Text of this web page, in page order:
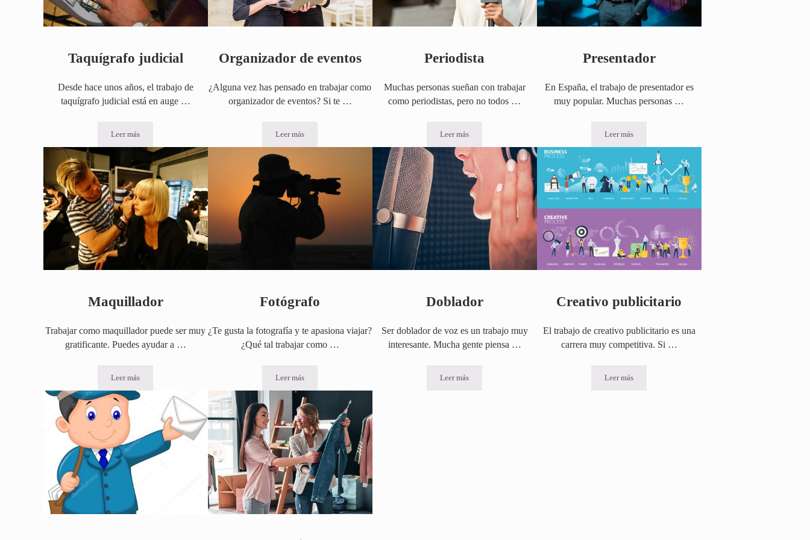
Taquígrafo judicial
Desde hace unos años, el trabajo de
taquígrafo judicial está en auge …
Leer másTaquígrafo judicial
Organizador de eventos
¿Alguna vez has pensado en trabajar como
organizador de eventos? Si te …
Leer másOrganizador de eventos
Periodista
Muchas personas sueñan con trabajar
como periodistas, pero no todos …
Leer másPeriodista
Presentador
En España, el trabajo de presentador es
muy popular. Muchas personas …
Leer másPresentador
Maquillador
Trabajar como maquillador puede ser muy
gratificante. Puedes ayudar a …
Leer másMaquillador
Fotógrafo
¿Te gusta la fotografía y te apasiona viajar?
¿Qué tal trabajar como …
Leer más
Fotógrafo
Doblador
Ser doblador de voz es un trabajo muy
interesante. Mucha gente piensa …
Leer más
Doblador
Creativo publicitario
El trabajo de creativo publicitario es una
carrera muy competitiva. Si …
Leer másCreativo publicitario